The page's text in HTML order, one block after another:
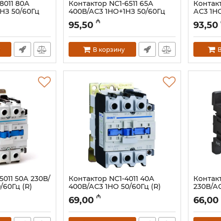
80А
50/60Гц
Контактор NC1-6511 65А
400В/АС3 1НО+1НЗ 50/60Гц
(R) (CHINT) 222728
Артикул:
95,50 ₼
В корзину
АС3
(CHINT)
Артикул:
93,50
50А 230В/
(R)
Контактор NC1-4011 40А
400В/АС3 1НО 50/60Гц (R)
(CHINT) 222286
Артикул:
69,00 ₼
230В/
(CHINT)
Артикул:
66,00